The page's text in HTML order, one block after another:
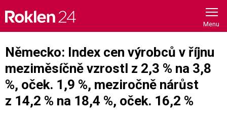
content
Německo: Index cen výrobců v říjnu
meziměsíčně vzrostl z 2,3 % na 3,8
%, oček. 1,9 %, meziročně nárůst
z 14,2 % na 18,4 %, oček. 16,2 %